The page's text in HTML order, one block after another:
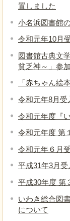
置しました
小名浜図書館
令和元年10月
図書館古典文
貧乏神～」参
「赤ちゃん絵
令和元年8月
令和元年度『
令和元年度 第
令和元年６月
平成31年3月
平成30年度 第
いわき総合図
について